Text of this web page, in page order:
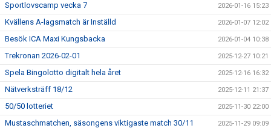
Sportlovscamp vecka 7 2026-01-16 15:23
Kvällens A-lagsmatch är Inställd 2026-01-07 12:02
Besök ICA Maxi Kungsbacka 2026-01-04 10:38
Trekronan 2026-02-01 2025-12-27 10:21
Spela Bingolotto digitalt hela året 2025-12-16 16:32
Nätverksträff 18/12 2025-12-11 21:37
50/50 lotteriet 2025-11-30 22:00
Mustaschmatchen, säsongens viktigaste match 30/11 2025-11-29 09:09